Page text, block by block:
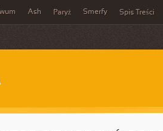
Ash Paryż Smerfy Spis Treści